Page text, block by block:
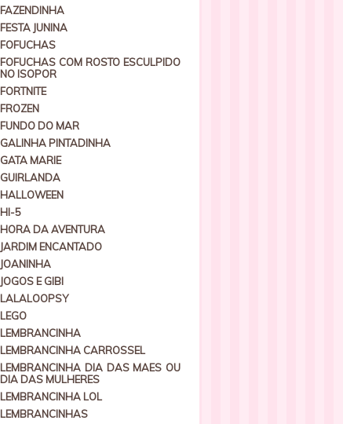
FAZENDINHA
FESTA JUNINA
FOFUCHAS
FOFUCHAS COM ROSTO ESCULPIDO
NO ISOPOR
FORTNITE
FROZEN
FUNDO DO MAR
GALINHA PINTADINHA
GATA MARIE
GUIRLANDA
HALLOWEEN
HI-5
HORA DA AVENTURA
JARDIM ENCANTADO
JOANINHA
JOGOS E GIBI
LALALOOPSY
LEGO
LEMBRANCINHA
LEMBRANCINHA CARROSSEL
LEMBRANCINHA DIA DAS MAES OU
DIA DAS MULHERES
LEMBRANCINHA LOL
LEMBRANCINHAS